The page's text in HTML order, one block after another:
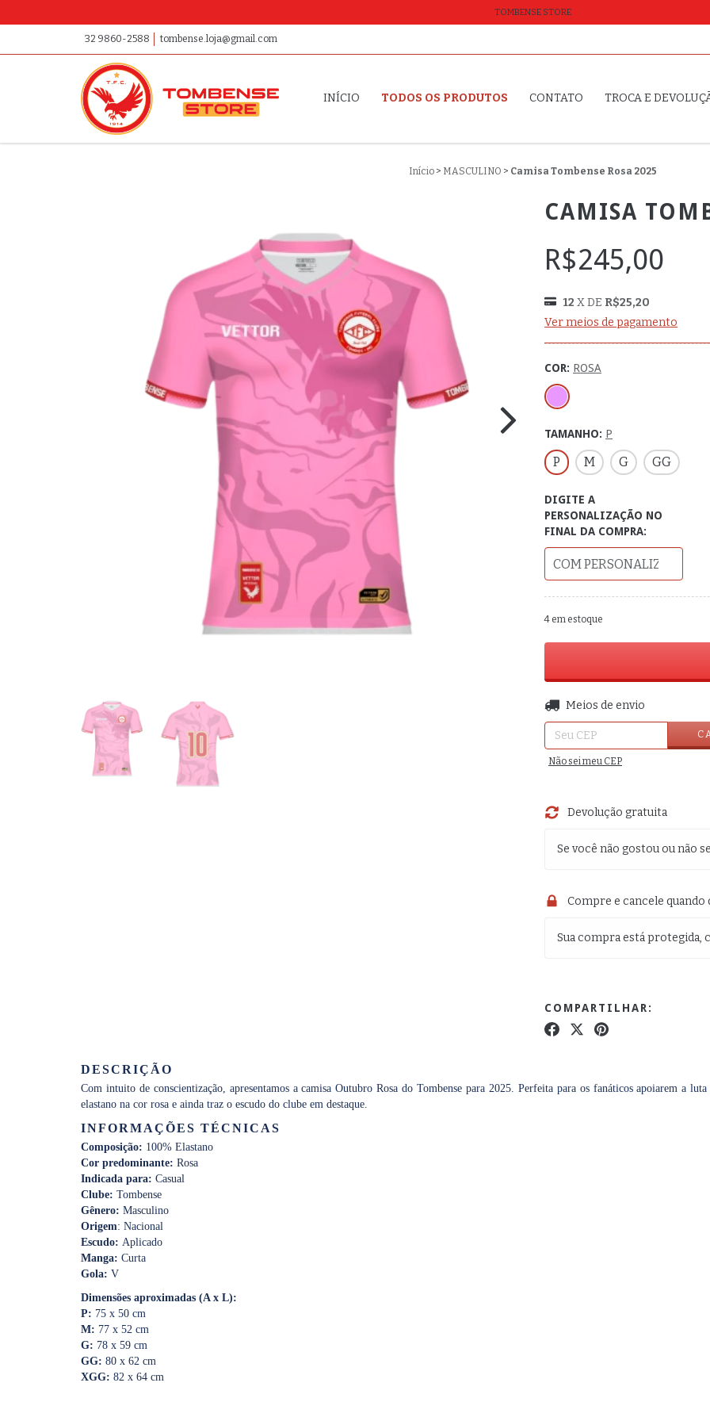
TOMBENSE STORE
32 9860-2588 tombense.loja@gmail.com
INÍCIO TODOS OS PRODUTOS CONTATO TROCA E
Início > MASCULINO > Camisa Tombense Rosa 2025
CAMISA
R$245,00
12 X DE R$25,20
Ver meios de pagamento
COR: ROSA
TAMANHO: P
P M G GG
DIGITE A
PERSONALIZAÇÃO NO
FINAL DA COMPRA:
4 em estoque
Entregas para o CEP:
Meios de envio
Não sei meu CEP
Devolução gratuita
Se você não gostou ou não
Compre e cancele quando
Sua compra está protegida,
COMPARTILHAR:
DESCRIÇÃO
Com intuito de conscientização, apresentamos a camisa Outubro Rosa do Tombense para 2025. Perfeita para os fanáticos apoiarem a
elastano na cor rosa e ainda traz o escudo do clube em destaque.
INFORMAÇÕES TÉCNICAS
Composição: 100% Elastano
Cor predominante: Rosa
Indicada para: Casual
Clube: Tombense
Gênero: Masculino
Origem: Nacional
Escudo: Aplicado
Manga: Curta
Gola: V
Dimensões aproximadas (A x L):
P: 75 x 50 cm
M: 77 x 52 cm
G: 78 x 59 cm
GG: 80 x 62 cm
XGG: 82 x 64 cm